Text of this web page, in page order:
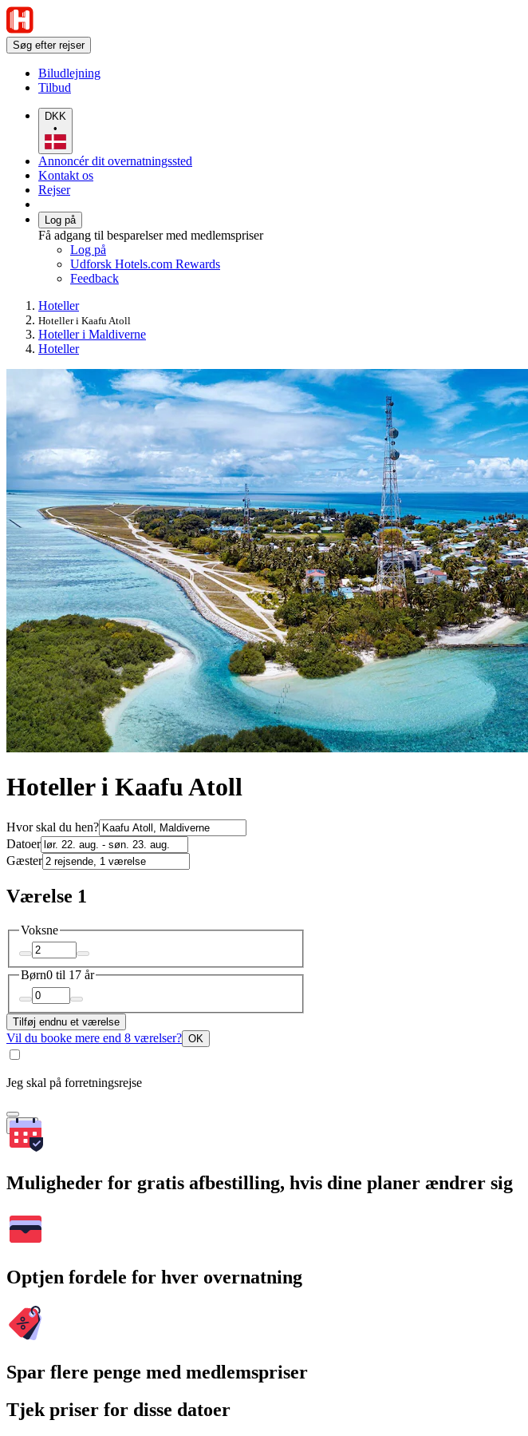
Søg efter rejser
Biludlejning
Tilbud
DKK
•
Annoncér dit overnatningssted
Kontakt os
Rejser
Log på
Få adgang til besparelser med medlemspriser
Log på
Udforsk Hotels.com Rewards
Feedback
Hoteller
Hoteller i Kaafu Atoll
Hoteller i Maldiverne
Hoteller
Hoteller i Kaafu Atoll
Hvor skal du hen?
Datoer
Gæster
Værelse 1
Voksne
Børn0 til 17 år
Tilføj endnu et værelse
Vil du booke mere end 8 værelser? OK
Jeg skal på forretningsrejse
Søg
Muligheder for gratis afbestilling, hvis dine planer ændrer sig
Optjen fordele for hver overnatning
Spar flere penge med medlemspriser
Tjek priser for disse datoer